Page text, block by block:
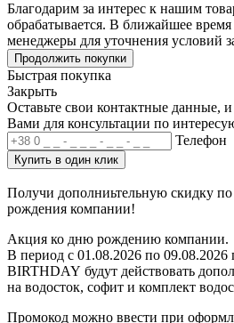
Благодарим за интерес к нашим
обрабатывается. В ближайшее
менеджеры для уточнения условий
Продолжить покупки
Быстрая покупка
Закрыть
Оставьте свои контактные данные,
Вами для консультации по
Телефон
Купить в один клик
Получи дополниьтельную скидку
рождения компании!
Акция ко дню рождению компании.
В период с 01.08.2026 по 09.08.2026
BIRTHDAY будут действовать
на водосток, софит и комплект
Промокод можно ввести при